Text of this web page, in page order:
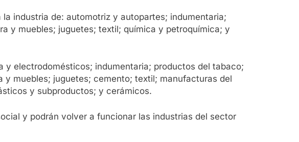
industria de: automotriz y autopartes; indumentaria;
y muebles; juguetes; textil; química y petroquímica; y
electrodomésticos; indumentaria; productos del tabaco;
muebles; juguetes; cemento; textil; manufacturas del
y subproductos; y cerámicos.
y podrán volver a funcionar las industrias del sector